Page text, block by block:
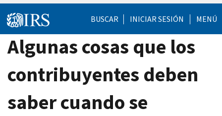
BUSCAR INICIAR SESIÓN MENÚ
Algunas cosas que los
contribuyentes deben
saber cuando se